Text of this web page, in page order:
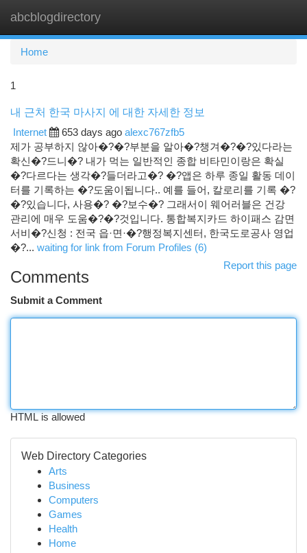
abcblogdirectory
Home
1
내 근처 한국 마사지 에 대한 자세한 정보
Internet
653 days ago alexc767zfb5
제가 공부하지 않아�?�?부분을 알아�?챙겨�?�?있다라는
확신�?드니�? 내가 먹는 일반적인 종합 비타민이랑은 확실
�?다르다는 생각�?들더라고�? �?앱은 하루 종일 활동 데이
터를 기록하는 �?도움이됩니다.. 예를 들어, 칼로리를 기록 �?
�?있습니다, 사용�? �?보수�? 그래서이 웨어러블은 건강
관리에 매우 도움�?�?것입니다. 통합복지카드 하이패스 감면
서비�?신청 : 전국 읍·면·�?행정복지센터, 한국도로공사 영업
�?... waiting for link from Forum Profiles (6)
Report this page
Comments
Submit a Comment
HTML is allowed
Web Directory Categories
Arts
Business
Computers
Games
Health
Home